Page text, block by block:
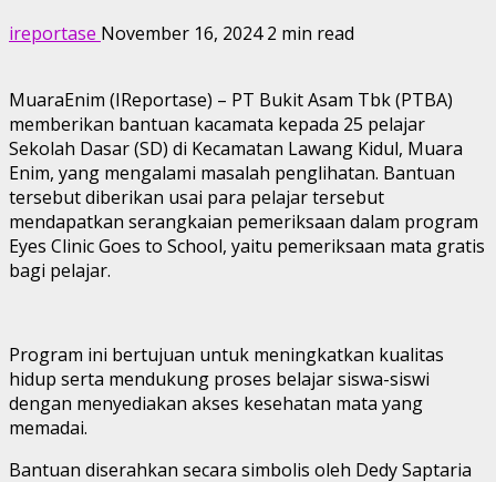
ireportase November 16, 20242 min read
MuaraEnim (IReportase) – PT Bukit Asam Tbk (PTBA)
memberikan bantuan kacamata kepada 25 pelajar
Sekolah Dasar (SD) di Kecamatan Lawang Kidul, Muara
Enim, yang mengalami masalah penglihatan. Bantuan
tersebut diberikan usai para pelajar tersebut
mendapatkan serangkaian pemeriksaan dalam program
Eyes Clinic Goes to School, yaitu pemeriksaan mata gratis
bagi pelajar.
Program ini bertujuan untuk meningkatkan kualitas
hidup serta mendukung proses belajar siswa-siswi
dengan menyediakan akses kesehatan mata yang
memadai.
Bantuan diserahkan secara simbolis oleh Dedy Saptaria